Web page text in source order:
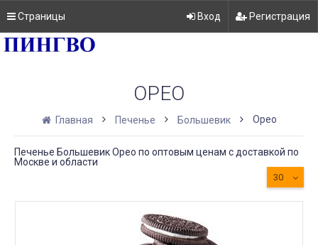
Страницы Вход Регистрация
ОРЕО
Главная Печенье Большевик Орео
Печенье Большевик Орео по оптовым ценам с доставкой по
Москве и области
30